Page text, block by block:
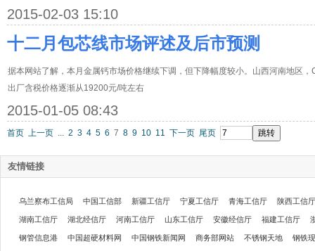
2015-02-03 15:10
十二月包芯线市场评述及后市预测
据本网站了解，本月金属钙市场价格继续下调，但下降幅度较小。山西河南地区
出厂含税价格逐渐从19200元/吨左右
2015-01-05 08:43
首页 上一页 ... 2 3 4 5 6 7 8 9 10 11 下一页 尾页
友情链接
乌兰察布工信局 中国工信部 新疆工信厅 宁夏工信厅 青海工信厅 陕西工信厅
湖南工信厅 湖北经信厅 河南工信厅 山东工信厅 安徽经信厅 福建工信厅
钢管信息港 中国超硬材料网 中国钢铁新闻网 商务部网站 不锈钢天地 钢铁